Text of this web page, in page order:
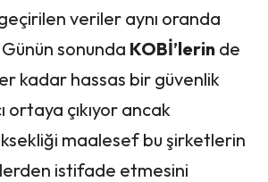
veriler aynı oranda
sonunda KOBİ’lerin de
kadar hassas bir güvenlik
ortaya çıkıyor ancak
maalesef bu şirketlerin
istifade etmesini